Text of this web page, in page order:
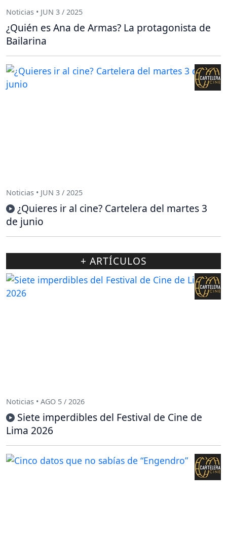
Noticias • JUN 3 / 2025
¿Quién es Ana de Armas? La protagonista de
Bailarina
Noticias • JUN 3 / 2025
¿Quieres ir al cine? Cartelera del martes 3
de junio
+ ARTÍCULOS
Noticias • AGO 5 / 2026
Siete imperdibles del Festival de Cine de
Lima 2026